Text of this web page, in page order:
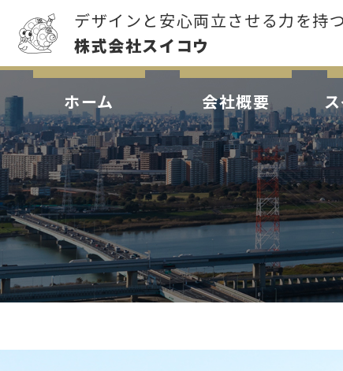
デザインと安心両立させる力を持つ
株式会社スイコウ
ホーム 会社概要